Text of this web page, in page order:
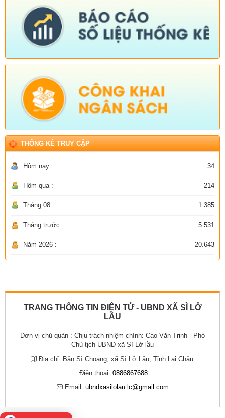
THỐNG KÊ TRUY CẬP
Hôm nay : 34
Hôm qua : 214
Tháng 08 : 1.385
Tháng trước : 5.531
Năm 2026 : 20.643
TRANG THÔNG TIN ĐIỆN TỬ - UBND XÃ SÌ LỞ
LẦU
Đơn vị chủ quản : Chịu trách nhiệm chính: Cao Văn Trinh - Phó
Chủ tịch UBND xã Sì Lở lầu
Địa chỉ: Bản Sì Choang, xã Sì Lở Lầu, Tỉnh Lai Châu.
Điện thoại: 0886867688
Email: ubndxasilolau.lc@gmail.com